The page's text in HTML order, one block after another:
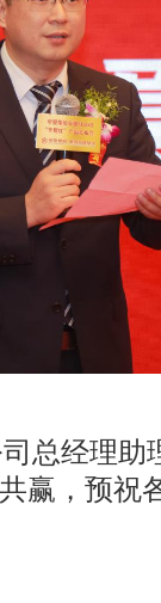
总经理助
赢，预祝